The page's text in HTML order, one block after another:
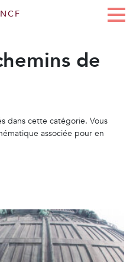
de
dans cette catégorie. Vous
associée pour en